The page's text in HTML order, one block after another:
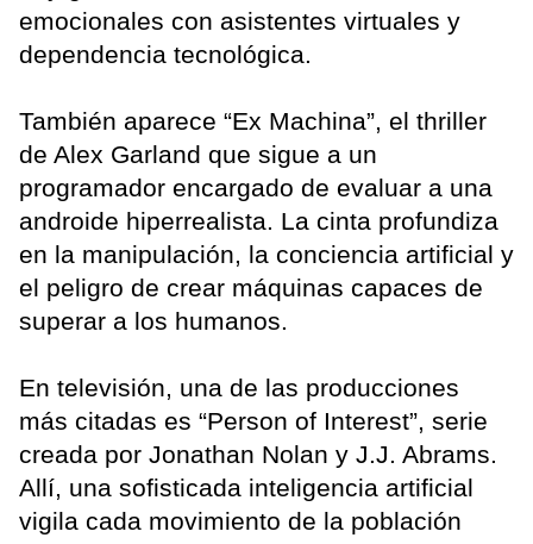
emocionales con asistentes virtuales y
dependencia tecnológica.
También aparece “Ex Machina”, el thriller
de Alex Garland que sigue a un
programador encargado de evaluar a una
androide hiperrealista. La cinta profundiza
en la manipulación, la conciencia artificial y
el peligro de crear máquinas capaces de
superar a los humanos.
En televisión, una de las producciones
más citadas es “Person of Interest”, serie
creada por Jonathan Nolan y J.J. Abrams.
Allí, una sofisticada inteligencia artificial
vigila cada movimiento de la población